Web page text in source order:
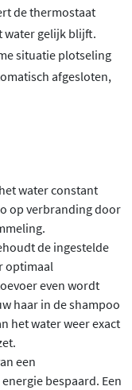
de thermostaat
water gelijk blijft.
situatie plotseling
afgesloten,
water constant
op verbranding door
de ingestelde
optimaal
even wordt
haar in de shampoo
het water weer exact
een
bespaard. Een